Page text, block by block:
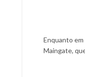
Enquanto
Maingate,